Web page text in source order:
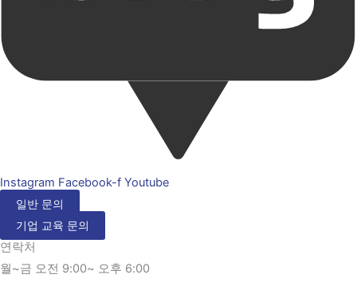
Instagram Facebook-f Youtube
일반 문의
기업 교육 문의
연락처
월~금 오전 9:00~ 오후 6:00